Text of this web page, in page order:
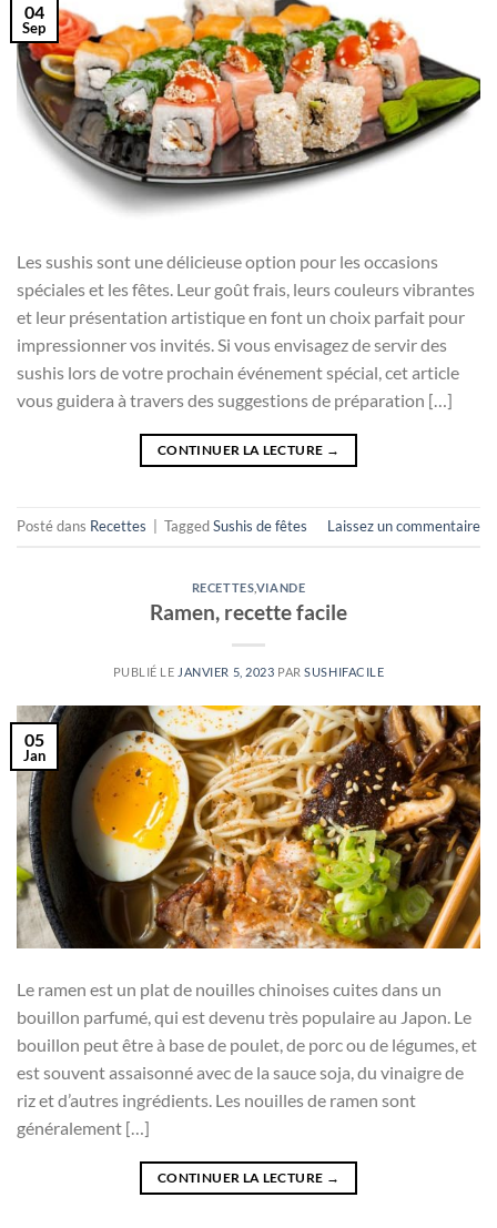
04
Sep
Les sushis sont une délicieuse option pour les occasions
spéciales et les fêtes. Leur goût frais, leurs couleurs vibrantes
et leur présentation artistique en font un choix parfait pour
impressionner vos invités. Si vous envisagez de servir des
sushis lors de votre prochain événement spécial, cet article
vous guidera à travers des suggestions de préparation […]
CONTINUER LA LECTURE →
Posté dans Recettes TaggedSushis de fêtes Laissez un commentaire
RECETTESVIANDE
Ramen, recette facile
PUBLIÉ LE JANVIER 5, 2023 PARSUSHIFACILE
05
Jan
Le ramen est un plat de nouilles chinoises cuites dans un
bouillon parfumé, qui est devenu très populaire au Japon. Le
bouillon peut être à base de poulet, de porc ou de légumes, et
est souvent assaisonné avec de la sauce soja, du vinaigre de
riz et d’autres ingrédients. Les nouilles de ramen sont
généralement […]
CONTINUER LA LECTURE →